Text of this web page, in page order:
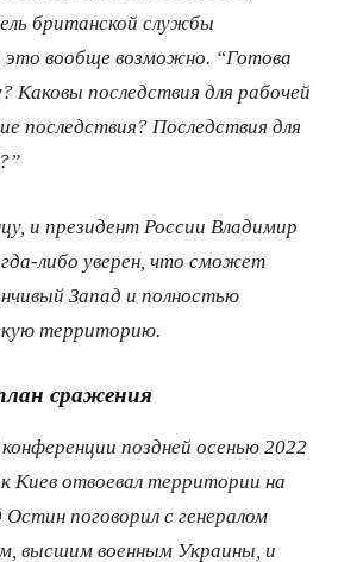
британской службы
это вообще возможно. “Готова
Каковы последствия для рабочей
последствия? Последствия для
и президент России Владимир
​либо уверен, что сможет
Запад и полностью
территорию.
сражения
поздней осенью 2022
Киев отвоевал территории на
Остин поговорил с генералом
высшим военным Украины, и